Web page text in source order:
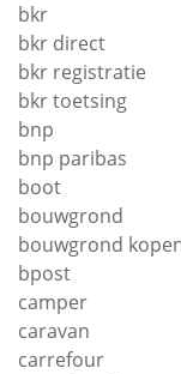
bkr
bkr direct
bkr registratie
bkr toetsing
bnp
bnp paribas
boot
bouwgrond
bouwgrond
bpost
camper
caravan
carrefour